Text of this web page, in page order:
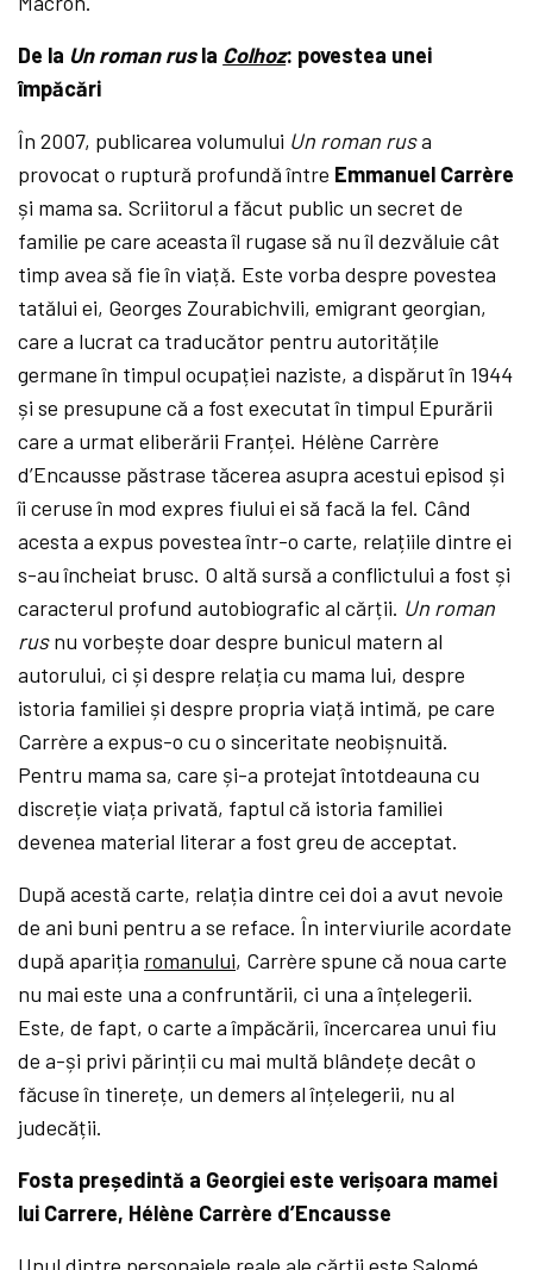
De la Un roman rusla Colhoz: povestea unei
împăcări
În 2007, publicarea volumului Un roman rusa
provocat o ruptură profundă între Emmanuel Carrère
și mama sa. Scriitorul a făcut public un secret de
familie pe care aceasta îl rugase să nu îl dezvăluie cât
timp avea să fie în viață. Este vorba despre povestea
tatălui ei, Georges Zourabichvili, emigrant georgian,
care a lucrat ca traducător pentru autoritățile
germane în timpul ocupației naziste, a dispărut în 1944
și se presupune că a fost executat în timpul Epurării
care a urmat eliberării Franței. Hélène Carrère
d’Encausse păstrase tăcerea asupra acestui episod și
îi ceruse în mod expres fiului ei să facă la fel. Când
acesta a expus povestea într-o carte, relațiile dintre ei
s-au încheiat brusc. O altă sursă a conflictului a fost și
caracterul profund autobiografic al cărții. Un roman
rusnu vorbește doar despre bunicul matern al
autorului, ci și despre relația cu mama lui, despre
istoria familiei și despre propria viață intimă, pe care
Carrère a expus-o cu o sinceritate neobișnuită.
Pentru mama sa, care și-a protejat întotdeauna cu
discreție viața privată, faptul că istoria familiei
devenea material literar a fost greu de acceptat.
După acestă carte, relația dintre cei doi a avut nevoie
de ani buni pentru a se reface. În interviurile acordate
după apariția romanului, Carrère spune că noua carte
nu mai este una a confruntării, ci una a înțelegerii.
Este, de fapt, o carte a împăcării, încercarea unui fiu
de a-și privi părinții cu mai multă blândețe decât o
făcuse în tinerețe, un demers al înțelegerii, nu al
judecății.
Fosta președintă a Georgiei este verișoara mamei
lui Carrere, Hélène Carrère d’Encausse